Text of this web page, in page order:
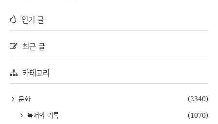
인기 글
최근 글
카테고리
문화
(2340)
독서와 기록
(1070)